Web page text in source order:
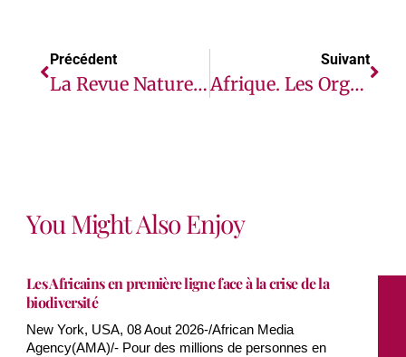
Précédent
La Revue Nature Publie Un Article Sur Le Dépistage De La COVID-19 Par Mélange D’échantillons
Suivant
Afrique. Les Organes Régionaux De Protection Des Droits Humains Luttent Pour Faire Respecter Les Droits Face À Des Vents Politiques Contraires
You Might Also Enjoy
Les Africains en première ligne face à la crise de la
biodiversité
New York, USA, 08 Aout 2026-/African Media
Agency(AMA)/- Pour des millions de personnes en